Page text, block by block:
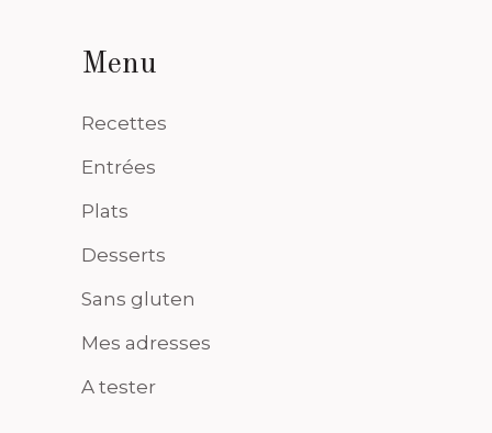
Menu
Recettes
Entrées
Plats
Desserts
Sans gluten
Mes adresses
A tester